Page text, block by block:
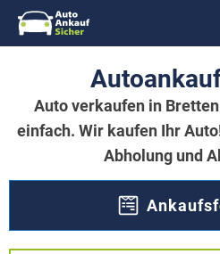
Auto verkaufen in
einfach. Wir kaufen Ihr
Abholung und